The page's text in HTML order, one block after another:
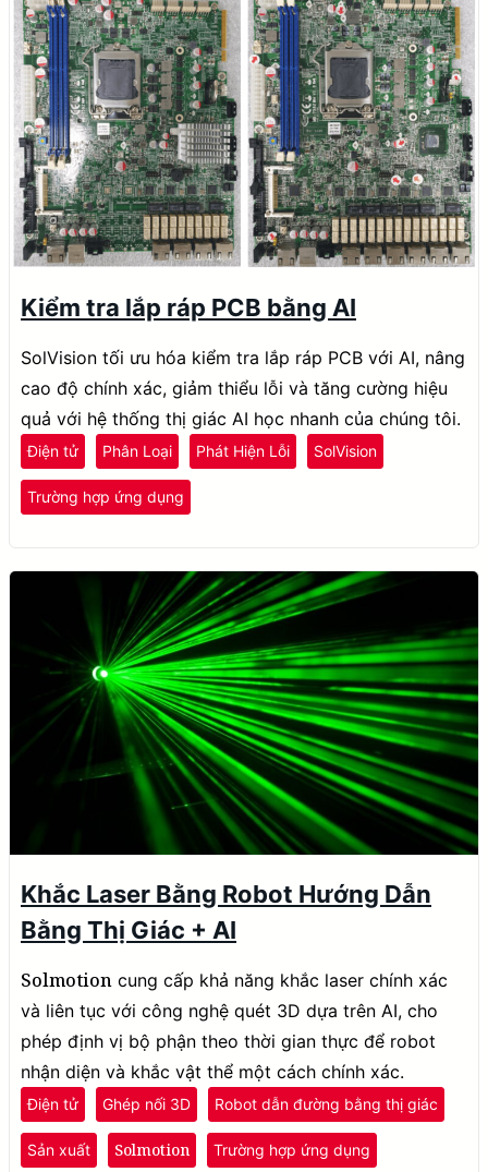
Kiểm tra lắp ráp PCB bằng AI
SolVision tối ưu hóa kiểm tra lắp ráp PCB với AI, nâng
cao độ chính xác, giảm thiểu lỗi và tăng cường hiệu
quả với hệ thống thị giác AI học nhanh của chúng tôi.
Điện tử Phân Loại Phát Hiện Lỗi SolVision
Trường hợp ứng dụng
Khắc Laser Bằng Robot Hướng Dẫn
Bằng Thị Giác + AI
Solmotion cung cấp khả năng khắc laser chính xác
và liên tục với công nghệ quét 3D dựa trên AI, cho
phép định vị bộ phận theo thời gian thực để robot
nhận diện và khắc vật thể một cách chính xác.
Điện tử Ghép nối 3D Robot dẫn đường bằng thị giác
Sản xuất Solmotion Trường hợp ứng dụng